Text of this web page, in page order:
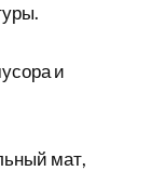
и
мат,